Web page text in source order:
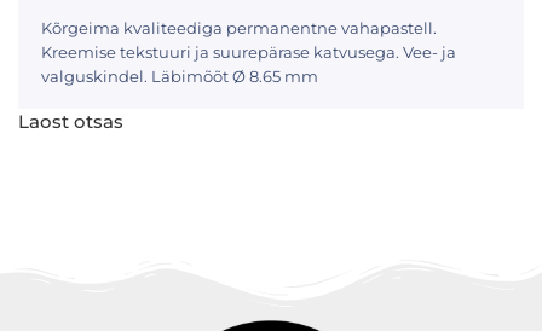
Kõrgeima kvaliteediga permanentne vahapastell.
Kreemise tekstuuri ja suurepärase katvusega. Vee- ja
valguskindel. Läbimõõt Ø 8.65 mm
Laost otsas